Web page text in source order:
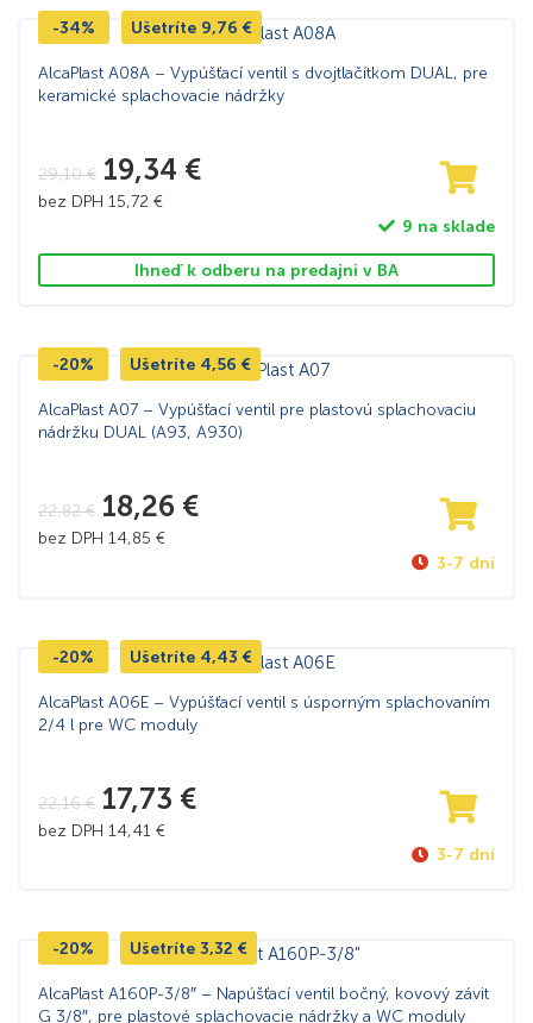
-34% Ušetríte 9,76 €
AlcaPlast A08A – Vypúšťací ventil s dvojtlačítkom DUAL, pre
keramické splachovacie nádržky
29,10€ 19,34 €
bez DPH 15,72 €
9 na sklade
Ihneď k odberu na predajni v BA
-20% Ušetríte 4,56 €
AlcaPlast A07 – Vypúšťací ventil pre plastovú splachovaciu
nádržku DUAL (A93, A930)
22,82€ 18,26 €
bez DPH 14,85 €
3-7 dní
-20% Ušetríte 4,43 €
AlcaPlast A06E – Vypúšťací ventil s úsporným splachovaním
2/4 l pre WC moduly
22,16€ 17,73 €
bez DPH 14,41 €
3-7 dní
-20% Ušetríte 3,32 €
AlcaPlast A160P-3/8″ – Napúšťací ventil bočný, kovový závit
G 3/8″, pre plastové splachovacie nádržky a WC moduly